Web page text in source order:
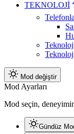
TEKNOLOJİ
Mod değiştir
Mod Ayarları
Mod seçin,
Gündüz